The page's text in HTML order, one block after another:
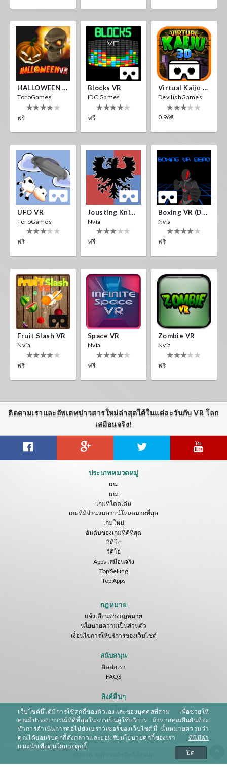
HALLOWEEN VR
ToroGames
ฟรี
Blocks VR
IDC Games
ฟรี
Virtual Kaiju 3D
DevilishGames
0.96€
UFO VR
ToroGames
ฟรี
Jousting Knights VR
Nvía
ฟรี
Boxing VR (Demo)
Nvía
ฟรี
Fruit Slash VR
Nvía
ฟรี
Space VR
Nvía
ฟรี
Zombie VR
Nvía
ฟรี
ติดตามเราและอัพเดทข่าวสารใหม่ล่าสุดได้ในแต่ละวันกับ VR โลก
เสมือนจริง!
ประเภทหมวดหมู่
เกม
เกม
เกมที่โดดเด่น
เกมที่มีจำนวนดาวน์โหลดมากที่สุด
เกมใหม่
อันดับของเกมที่ดีที่สุด
วิดีโอ
วิดีโอ
Apps เสมือนจริง
Top Selling
Top Apps
กฎหมาย
แจ้งเตือนทางกฎหมาย
นโยบายความเป็นส่วนตัว
เงื่อนไขการให้บริการของเว็บไซต์
สนับสนุน
ติดต่อเรา
FAQS
ลิงค์อื่นๆ
ดาวน์โหลด
Feed
Sitemap
เว็บไซต์นี้ได้มีการใช้คุกกี้ของตัวเองและของบุคคลที่สาม เพื่อช่วยให้
คุณมีประสบการณ์ที่ดีที่สุดในการเป็นผู้ใช้บริการ ถ้าหากคุณยืนยันที่จะ
ทำการดำเนินการต่อไปยังเบราว์เซอร์ของเว็บไซต์นี้ นั้นหมายความว่า
คุณได้ยอมรับคุกกี้ดังกล่าวและยอมรับนโยบายคุกกี้ของเรา ที่นี่มีคำ
แนะนำเพื่อดูนโยบายคุกกี้
ปิด